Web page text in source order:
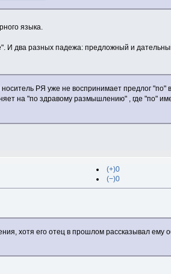
языка.
И два разных падежа: предложный и
РЯ уже не воспринимает предлог "по"
на "по здравому размышлению" , где "по"
(+)0
(−)0
хотя его отец в прошлом рассказывал ему